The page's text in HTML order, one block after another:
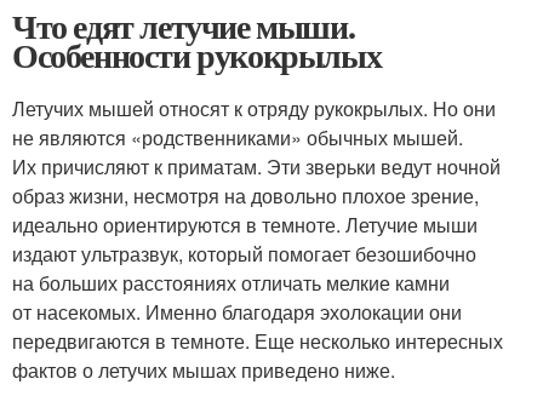
Что едят летучие мыши.
Особенности рукокрылых
Летучих мышей относят к отряду рукокрылых. Но они
не являются «родственниками» обычных мышей.
Их причисляют к приматам. Эти зверьки ведут ночной
образ жизни, несмотря на довольно плохое зрение,
идеально ориентируются в темноте. Летучие мыши
издают ультразвук, который помогает безошибочно
на больших расстояниях отличать мелкие камни
от насекомых. Именно благодаря эхолокации они
передвигаются в темноте. Еще несколько интересных
фактов о летучих мышах приведено ниже.